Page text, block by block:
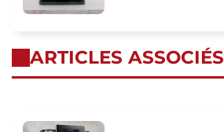
ARTICLES ASSOCIÉS